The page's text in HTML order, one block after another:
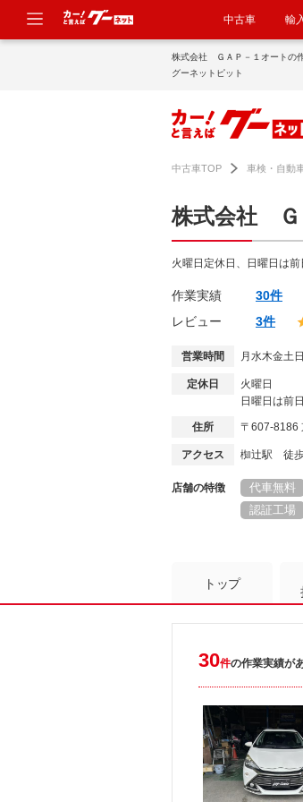
中古車 輸
株式会社 ＧＡＰ－１オートの
グーネットピット
中古車TOP 車検・自動
株式会社 Ｇ
火曜日定休日、日曜日は
作業実績
30件
レビュー
3件
営業時間 月水木金土
定休日
火曜日
日曜日は前
住所 〒607-8186
アクセス 椥辻駅 徒
店舗の特徴 代車無料
認証工場
トップ
30件の作業実績が